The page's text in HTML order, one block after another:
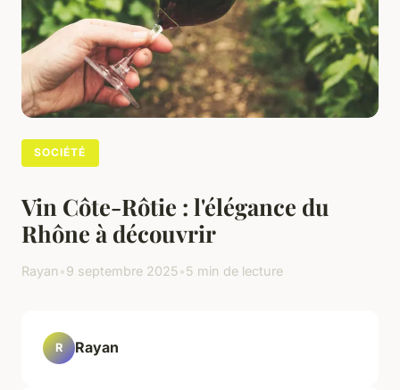
SOCIÉTÉ
Vin Côte-Rôtie : l'élégance du
Rhône à découvrir
Rayan •9 septembre 2025•5 min de lecture
R Rayan